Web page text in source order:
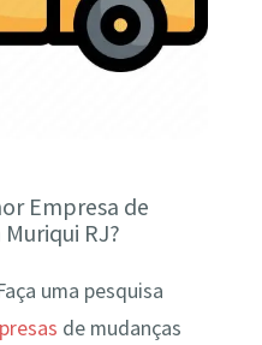
Empresa de
RJ?
uma pesquisa
de mudanças